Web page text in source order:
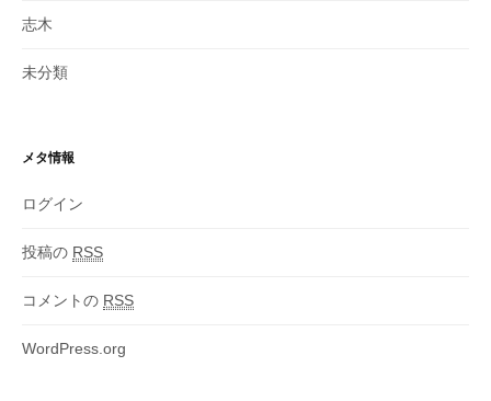
志木
未分類
メタ情報
ログイン
投稿の RSS
コメントの RSS
WordPress.org